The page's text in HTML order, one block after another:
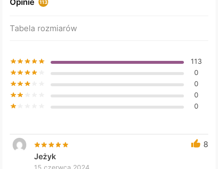
page
Opinie 113
Tabela rozmiarów
113
0
0
0
0
8
Jeżyk